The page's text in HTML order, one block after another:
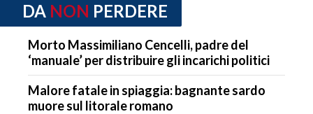
DA NON PERDERE
Morto Massimiliano Cencelli, padre del
‘manuale’ per distribuire gli incarichi politici
Malore fatale in spiaggia: bagnante sardo
muore sul litorale romano